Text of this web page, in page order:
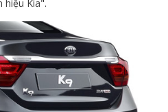
hiệu Kia".